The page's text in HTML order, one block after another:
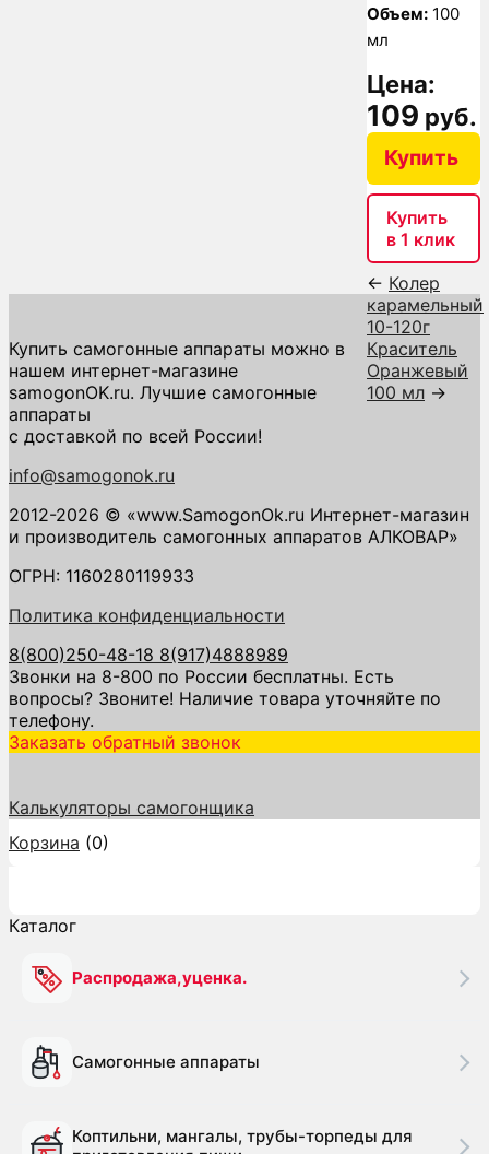
Объем: 100
мл
Цена:
109 руб.
Купить
Купить
в 1 клик
← Колер
карамельный
10-120г
Краситель
Оранжевый
100 мл →
Купить самогонные аппараты можно в
нашем интернет-магазине
samogonOK.ru. Лучшие самогонные
аппараты
с доставкой по всей России!
info@samogonok.ru
2012-2026 © «www.SamogonOk.ru Интернет-магазин
и производитель самогонных аппаратов АЛКОВАР»
ОГРН: 1160280119933
Политика конфиденциальности
8(800)250-48-18 8(917)4888989
Звонки на 8-800 по России бесплатны. Есть
вопросы? Звоните! Наличие товара уточняйте по
телефону.
Заказать обратный звонок
Калькуляторы самогонщика
Корзина (0)
Каталог
Распродажа,уценка.
Самогонные аппараты
Коптильни, мангалы, трубы-торпеды для